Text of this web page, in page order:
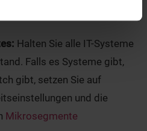
Halten Sie alle IT-Systeme
Falls es Systeme gibt,
gibt, setzen Sie auf
und die
Mikrosegmente